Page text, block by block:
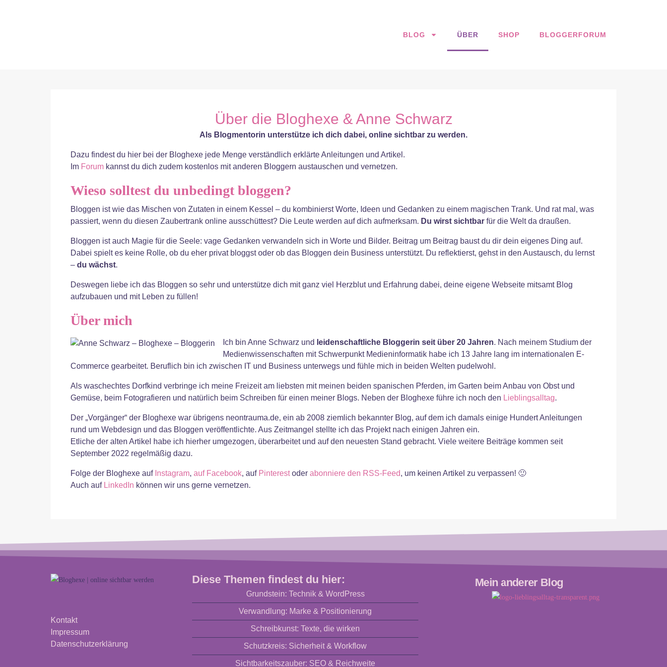
BLOG ÜBER SHOP BLOGGERFORUM
Über die Bloghexe & Anne Schwarz
Als Blogmentorin unterstütze ich dich dabei, online sichtbar zu werden.
Dazu findest du hier bei der Bloghexe jede Menge verständlich erklärte Anleitungen und Artikel.
Im Forum kannst du dich zudem kostenlos mit anderen Bloggern austauschen und vernetzen.
Wieso solltest du unbedingt bloggen?
Bloggen ist wie das Mischen von Zutaten in einem Kessel – du kombinierst Worte, Ideen und Gedanken zu einem magischen Trank. Und rat mal, was
passiert, wenn du diesen Zaubertrank online ausschüttest? Die Leute werden auf dich aufmerksam. Du wirst sichtbar für die Welt da draußen.
Bloggen ist auch Magie für die Seele: vage Gedanken verwandeln sich in Worte und Bilder. Beitrag um Beitrag baust du dir dein eigenes Ding auf.
Dabei spielt es keine Rolle, ob du eher privat bloggst oder ob das Bloggen dein Business unterstützt. Du reflektierst, gehst in den Austausch, du lernst
– du wächst.
Deswegen liebe ich das Bloggen so sehr und unterstütze dich mit ganz viel Herzblut und Erfahrung dabei, deine eigene Webseite mitsamt Blog
aufzubauen und mit Leben zu füllen!
Über mich
Ich bin Anne Schwarz und leidenschaftliche Bloggerin seit über 20 Jahren. Nach meinem Studium der
Medienwissenschaften mit Schwerpunkt Medieninformatik habe ich 13 Jahre lang im internationalen E-
Commerce gearbeitet. Beruflich bin ich zwischen IT und Business unterwegs und fühle mich in beiden Welten pudelwohl.
Als waschechtes Dorfkind verbringe ich meine Freizeit am liebsten mit meinen beiden spanischen Pferden, im Garten beim Anbau von Obst und
Gemüse, beim Fotografieren und natürlich beim Schreiben für einen meiner Blogs. Neben der Bloghexe führe ich noch den Lieblingsalltag.
Der „Vorgänger“ der Bloghexe war übrigens neontrauma.de, ein ab 2008 ziemlich bekannter Blog, auf dem ich damals einige Hundert Anleitungen
rund um Webdesign und das Bloggen veröffentlichte. Aus Zeitmangel stellte ich das Projekt nach einigen Jahren ein.
Etliche der alten Artikel habe ich hierher umgezogen, überarbeitet und auf den neuesten Stand gebracht. Viele weitere Beiträge kommen seit
September 2022 regelmäßig dazu.
Folge der Bloghexe auf Instagram, auf Facebook, auf Pinterestoder abonniere den RSS-Feed, um keinen Artikel zu verpassen! 🙂
Auch auf LinkedIn können wir uns gerne vernetzen.
Kontakt
Impressum
Datenschutzerklärung
Diese Themen findest du hier:
Grundstein: Technik & WordPress
Verwandlung: Marke & Positionierung
Schreibkunst: Texte, die wirken
Schutzkreis: Sicherheit & Workflow
Sichtbarkeitszauber: SEO & Reichweite
Mein anderer Blog